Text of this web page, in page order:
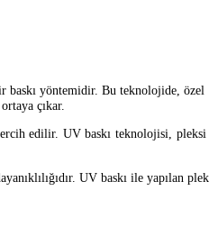
yöntemidir. Bu teknolojide, özel
çıkar.
edilir. UV baskı teknolojisi,
UV baskı ile yapılan